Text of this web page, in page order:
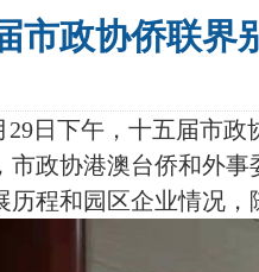
市政协侨联界
29日下午，十五届市
市政协港澳台侨和外
历程和园区企业情况